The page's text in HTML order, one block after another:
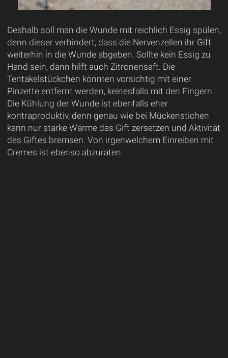
Deshalb soll man die Wunde mit reichlich Essig spülen,
denn dieser verhindert, dass die Nervenzellen ihr Gift
weiterhin in die Wunde abgeben. Sollte kein Essig zu
Hand sein, dann hilft auch Zitronensaft. Die
Tentakelstückchen könnten vorsichtig mit einer
Pinzette entfernt werden, keinesfalls mit den Fingern.
Die Kühlung der Wunde ist ebenfalls eher
kontraproduktiv, denn genau wie bei Mückenstichen
kann nur starke Wärme das Gift zersetzen und Aktivität
des Giftes bremsen. Von irgenwelchem Einreiben mit
Cremes ist ebenso abzuraten.